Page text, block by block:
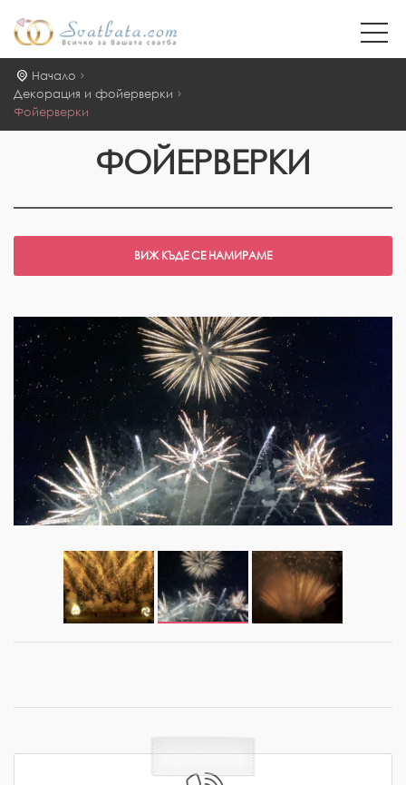
Начало
Декорация и фойерверки
Фойерверки
ФОЙЕРВЕРКИ